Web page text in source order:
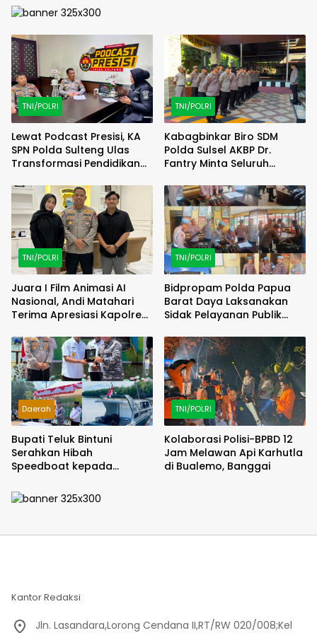
TNI/POLRI
Lewat Podcast Presisi, KA
SPN Polda Sulteng Ulas
Transformasi Pendidikan
TNI/POLRI
Kabagbinkar Biro SDM
Polda Sulsel AKBP Dr.
Fantry Minta Seluruh
Debu
TNI/POLRI
Juara I Film Animasi AI
Nasional, Andi Matahari
Terima Apresiasi Kapolres
TNI/POLRI
Bidpropam Polda Papua
Barat Daya Laksanakan
Sidak Pelayanan Publik
di Polsek Salawati
Daerah
Bupati Teluk Bintuni
Serahkan Hibah
Speedboat kepada
Ground Breaking
Pelabuhan Babo
TNI/POLRI
Kolaborasi Polisi-BPBD 12
Jam Melawan Api Karhutla
di Bualemo, Banggai
Kantor Redaksi
Jln. Lasandara,Lorong Cendana II,RT/RW 020/008;Kel